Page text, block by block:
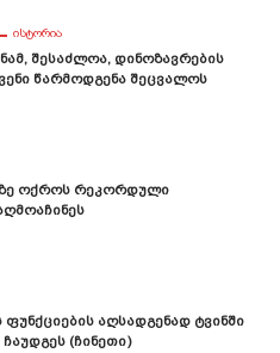
ᲘᲡᲢᲝᲠᲘᲐ
Შესაძლოა, Დინოზავრების
Წარმოდგენა Შეცვალოს
Ოქროს Რეკორდული
Ფუნქციების Აღსადგენად Ტვინში
(ჩინეთი)